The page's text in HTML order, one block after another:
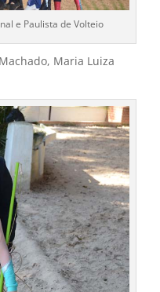
e Paulista de Volteio
Maria Luiza